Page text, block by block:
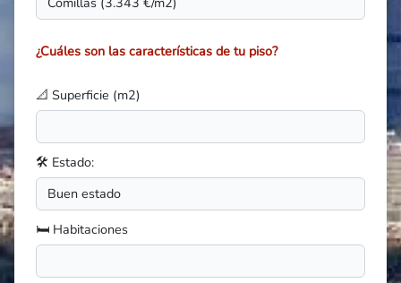
¿Cuáles son las características de tu piso?
📐 Superficie (m2)
🛠️ Estado:
🛏️ Habitaciones